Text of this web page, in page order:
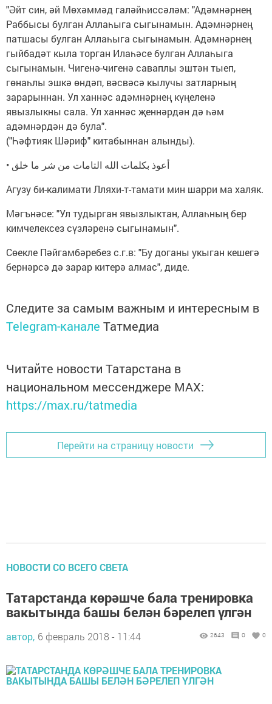
"Әйт син, әй Мөхәммәд галәйһиссәләм: "Адәмнәрнең
Раббысы булган Аллаһыга сыгынамын. Адәмнәрнең
патшасы булган Аллаһыга сыгынамын. Адәмнәрнең
гыйбадәт кыла торган Илаһәсе булган Аллаһыга
сыгынамын. Чигенә-чигенә саваплы эштән тыеп,
гөнаһлы эшкә өндәп, вәсвәсә кылучы затларның
зарарыннан. Ул ханнәс адәмнәрнең күңеленә
явызлыкны сала. Ул ханнәс җеннәрдән дә һәм
адәмнәрдән дә була".
("Һәфтияк Шәриф" китабыннан алынды).
• أعوذ بكلمات الله التامات من شر ما خلق
Агузу би-калимати Лляхи-т-тамати мин шарри ма халяк.
Мәгънәсе: "Ул тудырган явызлыктан, Аллаһның бер
кимчелексез сүзләренә сыгынамын".
Сөекле Пәйгамбәребез с.г.в: "Бу доганы укыган кешегә
бернәрсә дә зарар китерә алмас", диде.
Следите за самым важным и интересным в
Telegram-канале Татмедиа
Читайте новости Татарстана в
национальном мессенджере MАХ:
https://max.ru/tatmedia
Перейти на страницу новости
НОВОСТИ СО ВСЕГО СВЕТА
Татарстанда көрәшче бала тренировка
вакытында башы белән бәрелеп үлгән
автор, 6 февраль 2018 - 11:44 2643 0 0